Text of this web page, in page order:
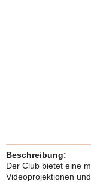
Beschreibung:
Der Club bietet eine
Videoprojektionen